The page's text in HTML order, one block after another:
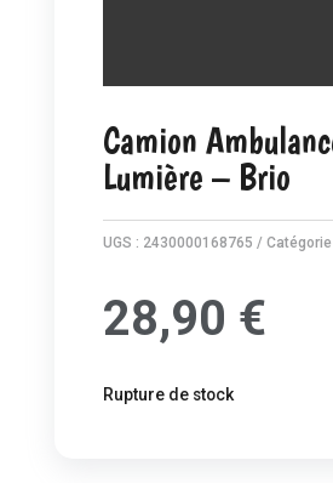
Camion
Lumière – Brio
UGS : 2430000168765 Catégorie
28,90 €
Rupture de stock